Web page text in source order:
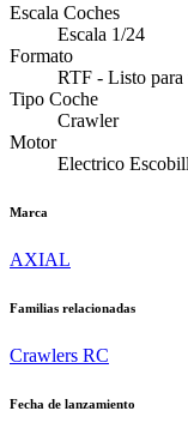
Escala Coches
Escala 1/24
Formato
RTF - Listo para
Tipo Coche
Crawler
Motor
Electrico
Marca
AXIAL
Familias relacionadas
Crawlers RC
Fecha de lanzamiento